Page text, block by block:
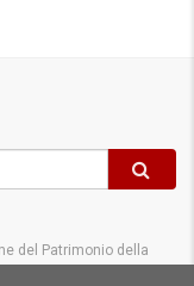
del Patrimonio della